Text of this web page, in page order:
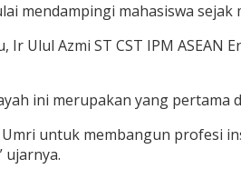
mendampingi mahasiswa
Ir Ulul Azmi ST CST IPM
ini merupakan yang
untuk membangun profesi
ujarnya.